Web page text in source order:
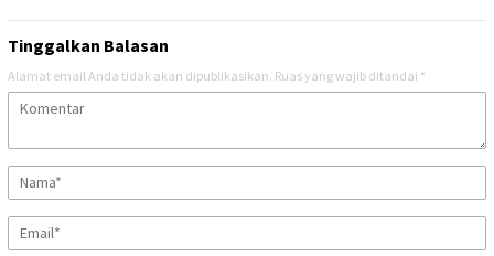
Tinggalkan Balasan
Alamat email Anda tidak akan dipublikasikan. Ruas yang wajib ditandai *